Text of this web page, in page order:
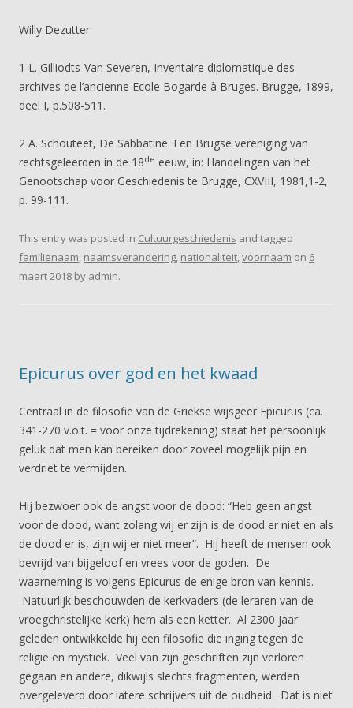
Willy Dezutter
1 L. Gilliodts-Van Severen, Inventaire diplomatique des
archives de l’ancienne Ecole Bogarde à Bruges. Brugge, 1899,
deel I, p.508-511.
2 A. Schouteet, De Sabbatine. Een Brugse vereniging van
rechtsgeleerden in de 18de eeuw, in: Handelingen van het
Genootschap voor Geschiedenis te Brugge, CXVIII, 1981,1-2,
p. 99-111.
This entry was posted in Cultuurgeschiedenis and tagged
familienaam, naamsverandering, nationaliteit,voornaam on 6
maart 2018 by admin.
Epicurus over god en het kwaad
Centraal in de filosofie van de Griekse wijsgeer Epicurus (ca.
341-270 v.o.t. = voor onze tijdrekening) staat het persoonlijk
geluk dat men kan bereiken door zoveel mogelijk pijn en
verdriet te vermijden.
Hij bezwoer ook de angst voor de dood: “Heb geen angst
voor de dood, want zolang wij er zijn is de dood er niet en als
de dood er is, zijn wij er niet meer”. Hij heeft de mensen ook
bevrijd van bijgeloof en vrees voor de goden. De
waarneming is volgens Epicurus de enige bron van kennis.
Natuurlijk beschouwden de kerkvaders (de leraren van de
vroegchristelijke kerk) hem als een ketter. Al 2300 jaar
geleden ontwikkelde hij een filosofie die inging tegen de
religie en mystiek. Veel van zijn geschriften zijn verloren
gegaan en andere, dikwijls slechts fragmenten, werden
overgeleverd door latere schrijvers uit de oudheid. Dat is niet